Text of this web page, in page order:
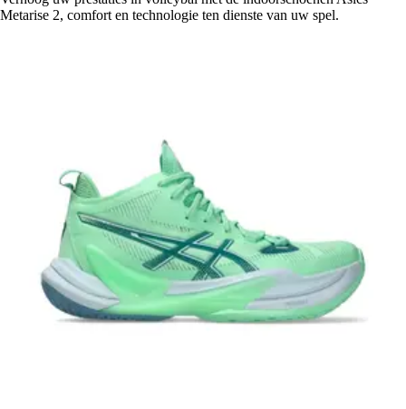
Metarise 2, comfort en technologie ten dienste van uw spel.